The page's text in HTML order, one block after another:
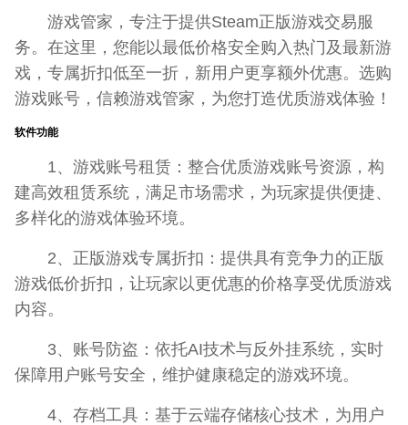
游戏管家，专注于提供Steam正版游戏交易服
务。在这里，您能以最低价格安全购入热门及最新游
戏，专属折扣低至一折，新用户更享额外优惠。选购
游戏账号，信赖游戏管家，为您打造优质游戏体验！
软件功能
1、游戏账号租赁：整合优质游戏账号资源，构
建高效租赁系统，满足市场需求，为玩家提供便捷、
多样化的游戏体验环境。
2、正版游戏专属折扣：提供具有竞争力的正版
游戏低价折扣，让玩家以更优惠的价格享受优质游戏
内容。
3、账号防盗：依托AI技术与反外挂系统，实时
保障用户账号安全，维护健康稳定的游戏环境。
4、存档工具：基于云端存储核心技术，为用户